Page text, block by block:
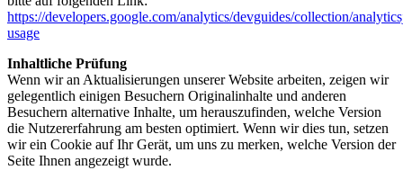
https://developers.google.com/analytics/devguides/collection/
usage
Inhaltliche Prüfung
Wenn wir an Aktualisierungen unserer Website arbeiten, zeigen wir
gelegentlich einigen Besuchern Originalinhalte und anderen
Besuchern alternative Inhalte, um herauszufinden, welche Version
die Nutzererfahrung am besten optimiert. Wenn wir dies tun, setzen
wir ein Cookie auf Ihr Gerät, um uns zu merken, welche Version der
Seite Ihnen angezeigt wurde.